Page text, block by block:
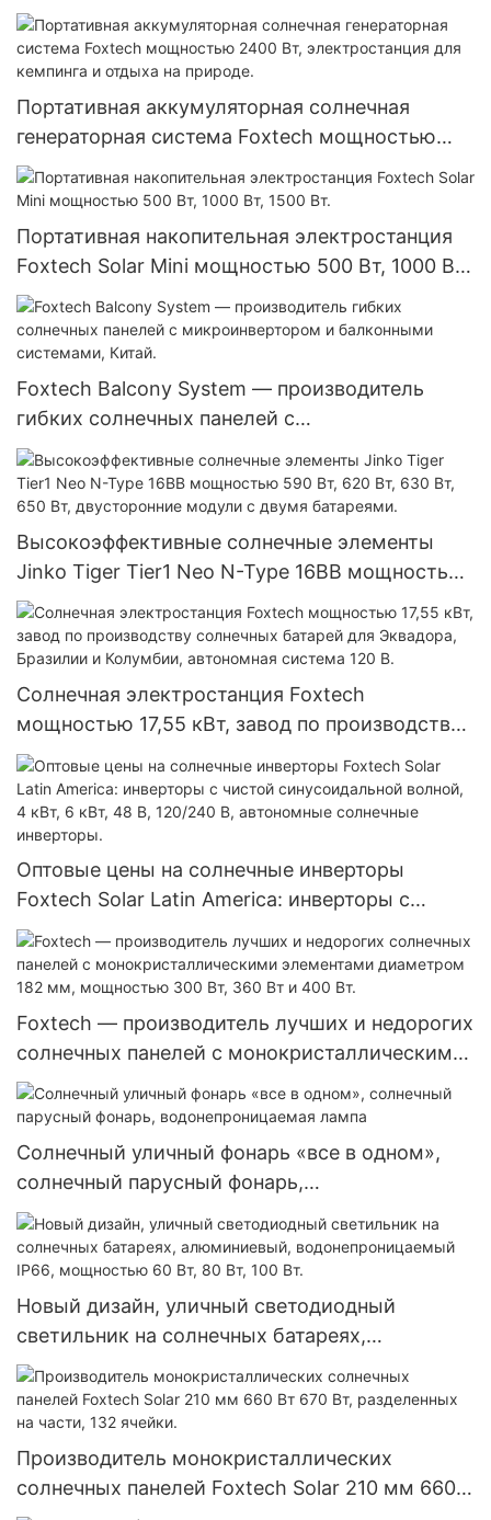
мощностью 3 кВт, 5 кВт, 10 кВт. О компании
Foxtech.
Портативная аккумуляторная солнечная
генераторная система Foxtech мощностью
2400 Вт, электростанция для кемпинга и
отдыха на природе.
Портативная накопительная электростанция
Foxtech Solar Mini мощностью 500 Вт, 1000 Вт,
1500 Вт.
Foxtech Balcony System — производитель
гибких солнечных панелей с
микроинвертором и балконными системами,
Китай.
Высокоэффективные солнечные элементы
Jinko Tiger Tier1 Neo N-Type 16BB мощностью
590 Вт, 620 Вт, 630 Вт, 650 Вт, двусторонние
модули с двумя батареями.
Солнечная электростанция Foxtech
мощностью 17,55 кВт, завод по производству
солнечных батарей для Эквадора, Бразилии и
Колумбии, автономная система 120 В.
Оптовые цены на солнечные инверторы
Foxtech Solar Latin America: инверторы с
чистой синусоидальной волной, 4 кВт, 6 кВт,
48 В, 120/240 В, автономные солнечные
инверторы.
Foxtech — производитель лучших и недорогих
солнечных панелей с монокристаллическими
элементами диаметром 182 мм, мощностью
300 Вт, 360 Вт и 400 Вт.
Солнечный уличный фонарь «все в одном»,
солнечный парусный фонарь,
водонепроницаемая лампа
Новый дизайн, уличный светодиодный
светильник на солнечных батареях,
алюминиевый, водонепроницаемый IP66,
мощностью 60 Вт, 80 Вт, 100 Вт.
Производитель монокристаллических
солнечных панелей Foxtech Solar 210 мм 660